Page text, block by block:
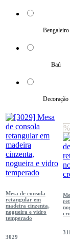
Bengaleiro
Baú
Decoração
Mesa de consola
retangular em
madeira cinzenta,
nogueira e vidro
temperado
3029
%